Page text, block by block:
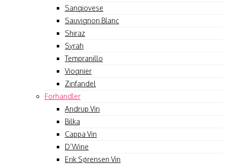
Sangiovese
Sauvignon Blanc
Shiraz
Syrah
Tempranillo
Viognier
Zinfandel
Forhandler
Andrup Vin
Bilka
Cappa Vin
D’Wine
Erik Sørensen Vin